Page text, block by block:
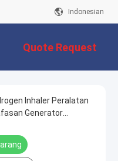
Indonesian
Quote Request
Suatu
Inhaler Peralatan
Generator